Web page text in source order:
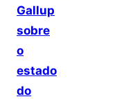
Gallup
sobre
o
estado
do